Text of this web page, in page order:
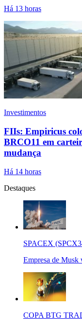
Há 13 horas
Investimentos
FIIs: Empiricus
BRCO11 em
mudança
Há 14 horas
Destaques
SPACEX
Empresa de Musk
COPA BTG